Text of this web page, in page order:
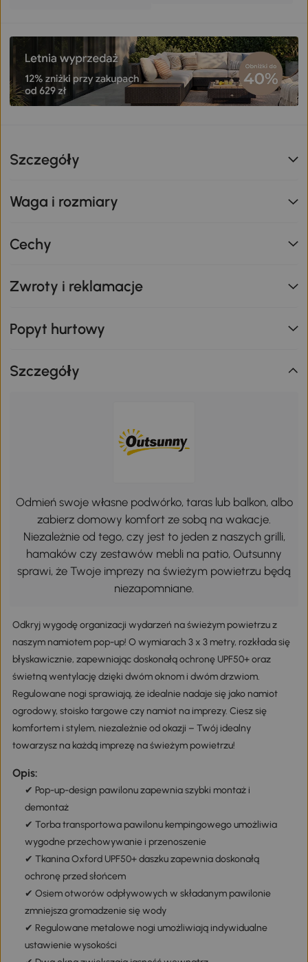
Szczegóły
Waga i rozmiary
Cechy
Zwroty i reklamacje
Popyt hurtowy
Szczegóły
Odmień swoje własne podwórko, taras lub balkon, albo
zabierz domowy komfort ze sobą na wakacje.
Niezależnie od tego, czy jest to jeden z naszych grilli,
hamaków czy zestawów mebli na patio, Outsunny
sprawi, że Twoje imprezy na świeżym powietrzu będą
niezapomniane.
Odkryj wygodę organizacji wydarzeń na świeżym powietrzu z
naszym namiotem pop-up! O wymiarach 3 x 3 metry, rozkłada się
błyskawicznie, zapewniając doskonałą ochronę UPF50+ oraz
świetną wentylację dzięki dwóm oknom i dwóm drzwiom.
Regulowane nogi sprawiają, że idealnie nadaje się jako namiot
ogrodowy, stoisko targowe czy namiot na imprezy. Ciesz się
komfortem i stylem, niezależnie od okazji – Twój idealny
towarzysz na każdą imprezę na świeżym powietrzu!
Opis:
✔ Pop-up-design pawilonu zapewnia szybki montaż i
demontaż
✔ Torba transportowa pawilonu kempingowego umożliwia
wygodne przechowywanie i przenoszenie
✔ Tkanina Oxford UPF50+ daszku zapewnia doskonałą
ochronę przed słońcem
✔ Osiem otworów odpływowych w składanym pawilonie
zmniejsza gromadzenie się wody
✔ Regulowane metalowe nogi umożliwiają indywidualne
ustawienie wysokości